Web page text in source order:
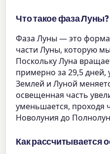
Что такое фаза Луны?
Фаза Луны — это
части Луны, которую
Поскольку Луна
примерно за 29,5
Землей и Луной
освещенная часть
уменьшается, проходя
Новолуния до
Как рассчитывается